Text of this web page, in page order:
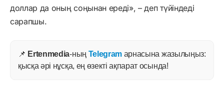
доллар да оның соңынан ереді», – деп түйіндеді
сарапшы.
📌 Ertenmedia-ның Telegram арнасына жазылыңыз:
қысқа әрі нұсқа, ең өзекті ақпарат осында!